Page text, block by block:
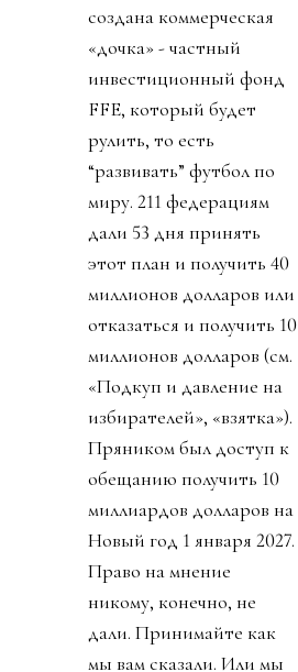
создана коммерческая
«дочка» - частный
инвестиционный фонд
FFE, который будет
рулить, то есть
“развивать” футбол по
миру. 211 федерациям
дали 53 дня принять
этот план и получить 40
миллионов долларов или
отказаться и получить 10
миллионов долларов (см.
«Подкуп и давление на
избирателей», «взятка»).
Пряником был доступ к
обещанию получить 10
миллиардов долларов на
Новый год 1 января 2027.
Право на мнение
никому, конечно, не
дали. Принимайте как
мы вам сказали. Или мы